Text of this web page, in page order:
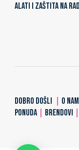
ALATI I ZAŠTITA NA
DOBRO DOŠLI O
PONUDA
BRENDOVI